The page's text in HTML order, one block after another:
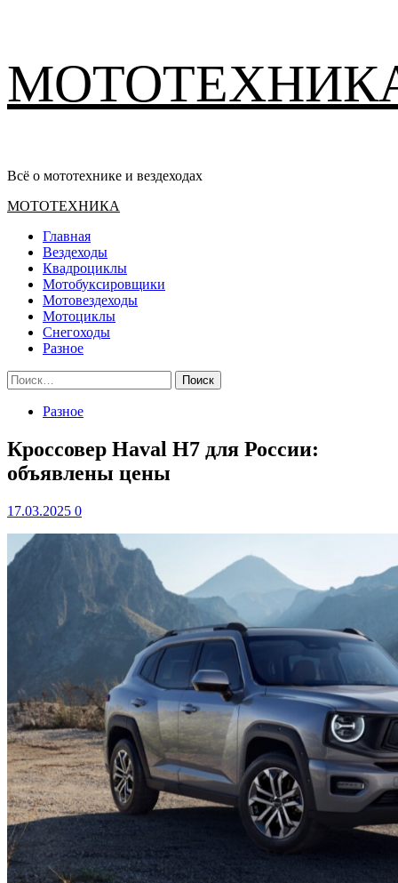
содержимому
Всё о мототехнике и вездеходах
Основное
МОТОТЕХНИКА
Главная
Вездеходы
Квадроциклы
Мотобуксировщики
Мотовездеходы
Мотоциклы
Снегоходы
Разное
Найти:
Разное
Кроссовер Haval H7 для России:
объявлены цены
17.03.2025 0